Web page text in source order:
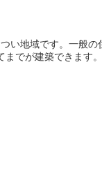
い地域です。一般
までが建築できます。